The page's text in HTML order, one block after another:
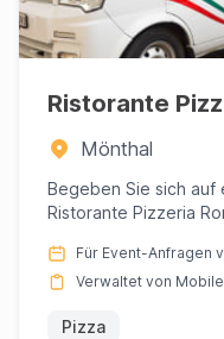
Ristorante
Mönthal
Begeben Sie sich auf
Ristorante Pizzeria
Für Event-Anfragen
Verwaltet von
Pizza